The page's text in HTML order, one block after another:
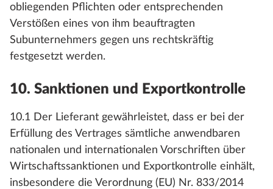
obliegenden Pflichten oder entsprechenden
Verstößen eines von ihm beauftragten
Subunternehmers gegen uns rechtskräftig
festgesetzt werden.
10. Sanktionen und Exportkontrolle
10.1 Der Lieferant gewährleistet, dass er bei der
Erfüllung des Vertrages sämtliche anwendbaren
nationalen und internationalen Vorschriften über
Wirtschaftssanktionen und Exportkontrolle einhält,
insbesondere die Verordnung (EU) Nr. 833/2014